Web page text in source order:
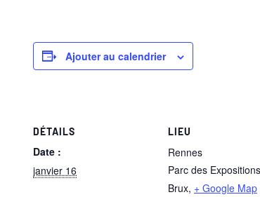
Ajouter au calendrier
DÉTAILS
Date :
janvier 16
LIEU
Rennes
Parc des Expositions
Brux, + Google Map